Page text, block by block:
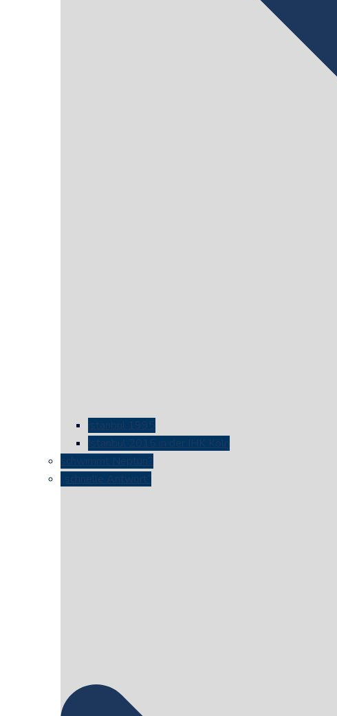
istanbul 1995
Istanbul 2015 in der IHK Köln
schwimmt Neptun?
„schnelle Antwort“